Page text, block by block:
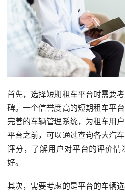
首先，选择短期租车平台时需要
碑。一个信誉度高的短期租车平
完善的车辆管理系统，为租车用
平台之前，可以通过查询各大汽
评分，了解用户对平台的评价情
好。
其次，需要考虑的是平台的车辆